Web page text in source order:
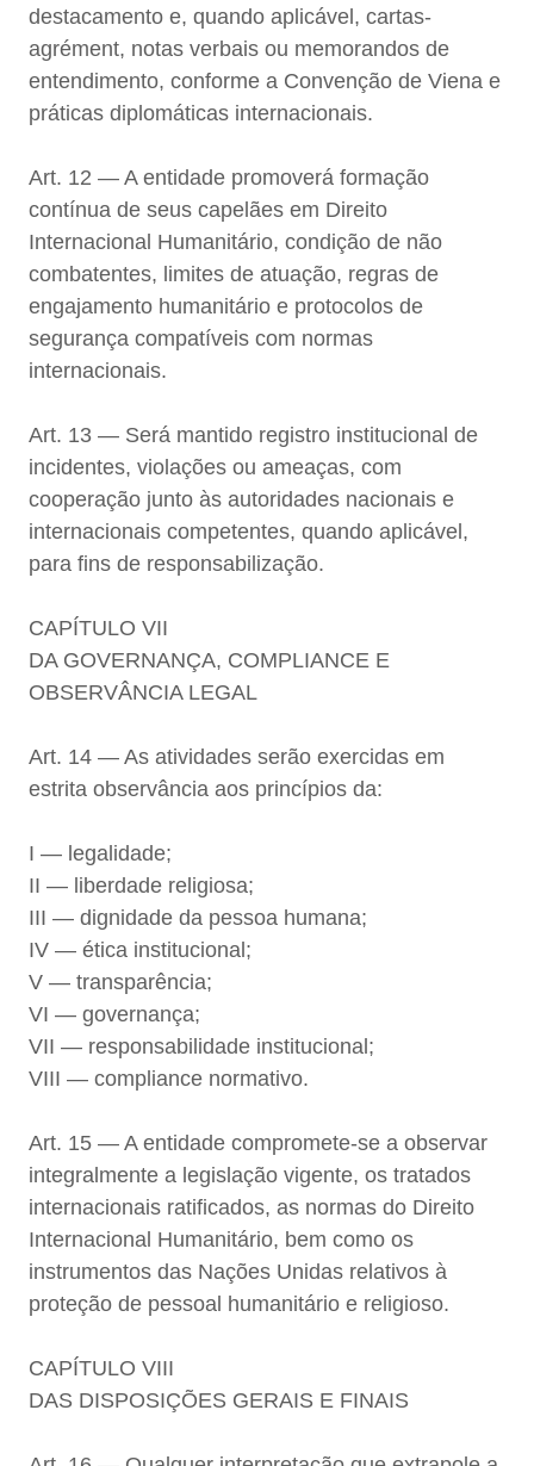
destacamento e, quando aplicável, cartas-
agrément, notas verbais ou memorandos de
entendimento, conforme a Convenção de Viena e
práticas diplomáticas internacionais.
Art. 12 — A entidade promoverá formação
contínua de seus capelães em Direito
Internacional Humanitário, condição de não
combatentes, limites de atuação, regras de
engajamento humanitário e protocolos de
segurança compatíveis com normas
internacionais.
Art. 13 — Será mantido registro institucional de
incidentes, violações ou ameaças, com
cooperação junto às autoridades nacionais e
internacionais competentes, quando aplicável,
para fins de responsabilização.
CAPÍTULO VII
DA GOVERNANÇA, COMPLIANCE E
OBSERVÂNCIA LEGAL
Art. 14 — As atividades serão exercidas em
estrita observância aos princípios da:
I — legalidade;
II — liberdade religiosa;
III — dignidade da pessoa humana;
IV — ética institucional;
V — transparência;
VI — governança;
VII — responsabilidade institucional;
VIII — compliance normativo.
Art. 15 — A entidade compromete-se a observar
integralmente a legislação vigente, os tratados
internacionais ratificados, as normas do Direito
Internacional Humanitário, bem como os
instrumentos das Nações Unidas relativos à
proteção de pessoal humanitário e religioso.
CAPÍTULO VIII
DAS DISPOSIÇÕES GERAIS E FINAIS